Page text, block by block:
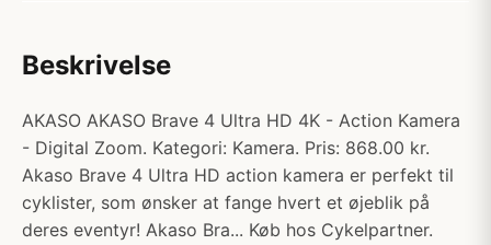
Beskrivelse
AKASO AKASO Brave 4 Ultra HD 4K - Action Kamera
- Digital Zoom. Kategori: Kamera. Pris: 868.00 kr.
Akaso Brave 4 Ultra HD action kamera er perfekt til
cyklister, som ønsker at fange hvert et øjeblik på
deres eventyr! Akaso Bra... Køb hos Cykelpartner.